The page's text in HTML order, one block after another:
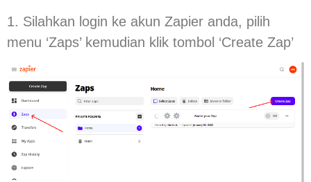
1. Silahkan login ke akun Zapier anda, pilih
menu ‘Zaps’ kemudian klik tombol ‘Create Zap’